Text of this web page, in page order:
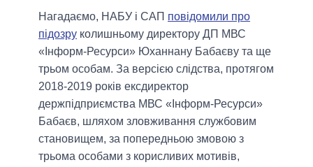
Нагадаємо, НАБУ і САП повідомили про
підозру колишньому директору ДП МВС
«Інформ-Ресурси» Юханнану Бабаєву та ще
трьом особам. За версією слідства, протягом
2018-2019 років ексдиректор
держпідприємства МВС «Інформ-Ресурси»
Бабаєв, шляхом зловживання службовим
становищем, за попередньою змовою з
трьома особами з корисливих мотивів,